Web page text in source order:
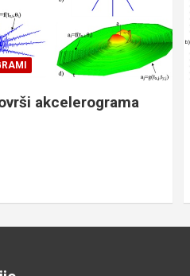
akcelerograma